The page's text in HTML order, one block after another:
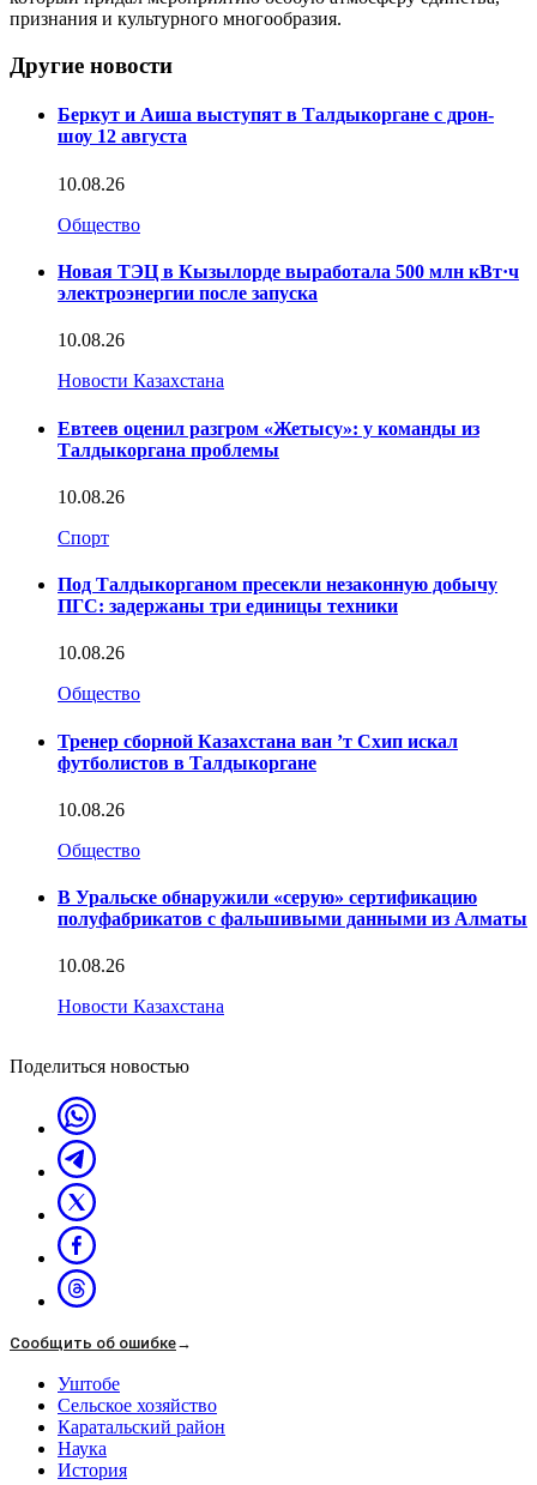
признания и культурного многообразия.
Другие новости
Беркут и Аиша выступят в Талдыкоргане с дрон-
шоу 12 августа
10.08.26
Общество
Новая ТЭЦ в Кызылорде выработала 500 млн кВт·ч
электроэнергии после запуска
10.08.26
Новости Казахстана
Евтеев оценил разгром «Жетысу»: у команды из
Талдыкоргана проблемы
10.08.26
Спорт
Под Талдыкорганом пресекли незаконную добычу
ПГС: задержаны три единицы техники
10.08.26
Общество
Тренер сборной Казахстана ван ’т Схип искал
футболистов в Талдыкоргане
10.08.26
Общество
В Уральске обнаружили «серую» сертификацию
полуфабрикатов с фальшивыми данными из Алматы
10.08.26
Новости Казахстана
Поделиться новостью
Сообщить об ошибке→
Уштобе
Сельское хозяйство
Каратальский район
Наука
История